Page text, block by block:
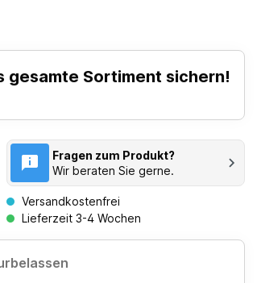
gesamte Sortiment sichern!
Fragen zum Produkt?
Wir beraten Sie gerne.
Versandkostenfrei
Lieferzeit 3-4 Wochen